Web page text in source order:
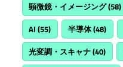
顕微鏡・イメージング(58)
AI (55) 半導体(48)
光変調・スキャナ(40)